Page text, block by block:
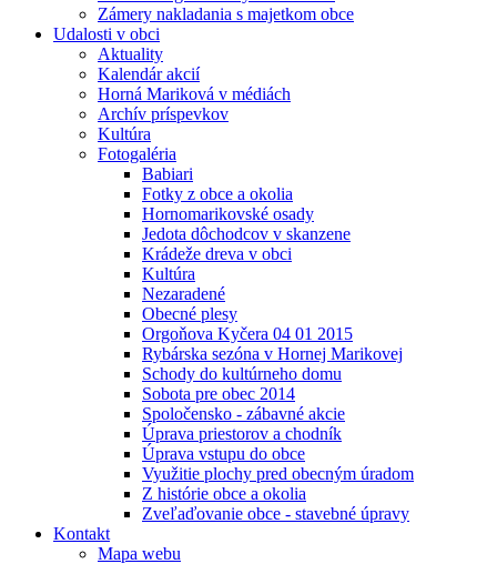
Zámery nakladania s majetkom obce
Udalosti v obci
Aktuality
Kalendár akcií
Horná Mariková v médiách
Archív príspevkov
Kultúra
Fotogaléria
Babiari
Fotky z obce a okolia
Hornomarikovské osady
Jedota dôchodcov v skanzene
Krádeže dreva v obci
Kultúra
Nezaradené
Obecné plesy
Orgoňova Kyčera 04 01 2015
Rybárska sezóna v Hornej Marikovej
Schody do kultúrneho domu
Sobota pre obec 2014
Spoločensko - zábavné akcie
Úprava priestorov a chodník
Úprava vstupu do obce
Využitie plochy pred obecným úradom
Z histórie obce a okolia
Zveľaďovanie obce - stavebné úpravy
Kontakt
Mapa webu